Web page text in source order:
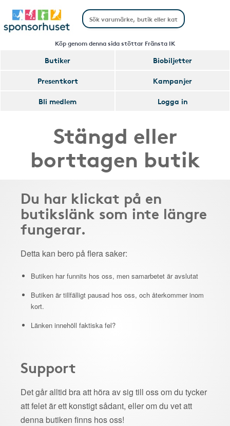
Köp genom denna sida stöttar Fränsta IK
Butiker
Biobiljetter
Presentkort
Kampanjer
Bli medlem
Logga in
Stängd eller
borttagen butik
Du har klickat på en
butikslänk som inte längre
fungerar.
Detta kan bero på flera saker:
Butiken har funnits hos oss, men samarbetet är avslutat
Butiken är tillfälligt pausad hos oss, och återkommer inom
kort.
Länken innehöll faktiska fel?
Support
Det går alltid bra att höra av sig till oss om du tycker
att felet är ett konstigt sådant, eller om du vet att
denna butiken finns hos oss!